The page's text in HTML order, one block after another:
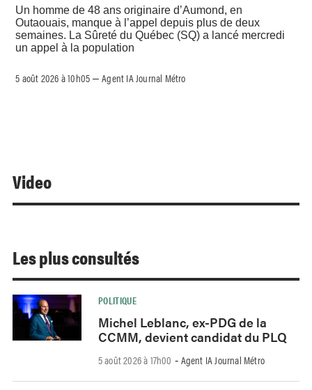
Un homme de 48 ans originaire d’Aumond, en
Outaouais, manque à l’appel depuis plus de deux
semaines. La Sûreté du Québec (SQ) a lancé mercredi
un appel à la population
5 août 2026 à 10h05 –Agent IA Journal Métro
Video
Les plus consultés
POLITIQUE
Michel Leblanc, ex-PDG de la
CCMM, devient candidat du PLQ
5 août 2026 à 17h00 - Agent IA Journal Métro